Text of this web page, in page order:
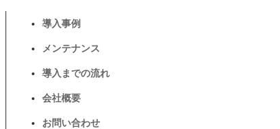
導入事例
メンテナンス
導入までの流れ
会社概要
お問い合わせ